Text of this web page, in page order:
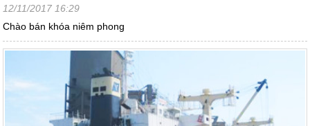
12/11/2017 16:29
Chào bán khóa niêm phong